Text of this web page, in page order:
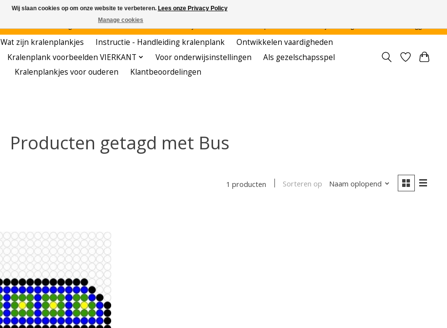
Wat zijn kralenplankjes Instructie - Handleiding kralenplank
Ontwikkelen vaardigheden
Kralenplank voorbeelden VIERKANT Voor onderwijsinstellingen
Als gezelschapsspel
Kralenplankjes voor ouderen
Klantbeoordelingen
Producten getagd met Bus
1 producten Sorteren op Naam oplopend
Wij slaan cookies op om onze website te verbeteren. Lees onze Privacy Policy
Manage cookies